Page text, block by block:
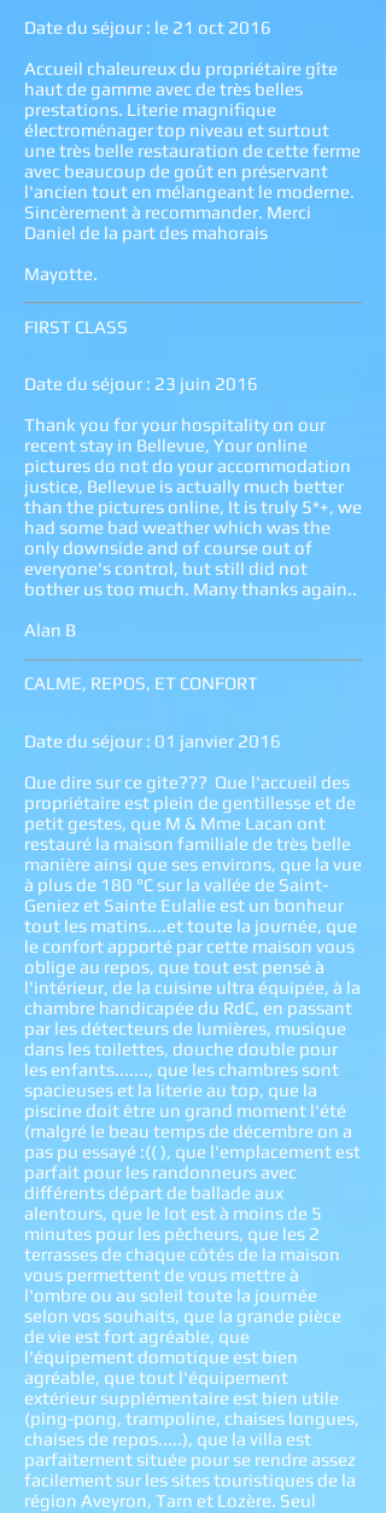
Date du séjour : le 21 oct 2016
Accueil chaleureux du propriétaire gîte
haut de gamme avec de très belles
prestations. Literie magnifique
électroménager top niveau et surtout
une très belle restauration de cette ferme
avec beaucoup de goût en préservant
l'ancien tout en mélangeant le moderne.
Sincèrement à recommander. Merci
Daniel de la part des mahorais
Mayotte.
FIRST CLASS
Date du séjour : 23 juin 2016
Thank you for your hospitality on our
recent stay in Bellevue, Your online
pictures do not do your accommodation
justice, Bellevue is actually much better
than the pictures online, It is truly 5*+, we
had some bad weather which was the
only downside and of course out of
everyone's control, but still did not
bother us too much. Many thanks again..
Alan B
CALME, REPOS, ET CONFORT
Date du séjour : 01 janvier 2016
Que dire sur ce gite??? Que l'accueil des
propriétaire est plein de gentillesse et de
petit gestes, que M & Mme Lacan ont
restauré la maison familiale de très belle
manière ainsi que ses environs, que la vue
à plus de 180 °C sur la vallée de Saint-
Geniez et Sainte Eulalie est un bonheur
tout les matins....et toute la journée, que
le confort apporté par cette maison vous
oblige au repos, que tout est pensé à
l'intérieur, de la cuisine ultra équipée, à la
chambre handicapée du RdC, en passant
par les détecteurs de lumières, musique
dans les toilettes, douche double pour
les enfants......., que les chambres sont
spacieuses et la literie au top, que la
piscine doit être un grand moment l'été
(malgré le beau temps de décembre on a
pas pu essayé :(( ), que l'emplacement est
parfait pour les randonneurs avec
différents départ de ballade aux
alentours, que le lot est à moins de 5
minutes pour les pêcheurs, que les 2
terrasses de chaque côtés de la maison
vous permettent de vous mettre à
l'ombre ou au soleil toute la journée
selon vos souhaits, que la grande pièce
de vie est fort agréable, que
l'équipement domotique est bien
agréable, que tout l'équipement
extérieur supplémentaire est bien utile
(ping-pong, trampoline, chaises longues,
chaises de repos.....), que la villa est
parfaitement située pour se rendre assez
facilement sur les sites touristiques de la
région Aveyron, Tarn et Lozère. Seul